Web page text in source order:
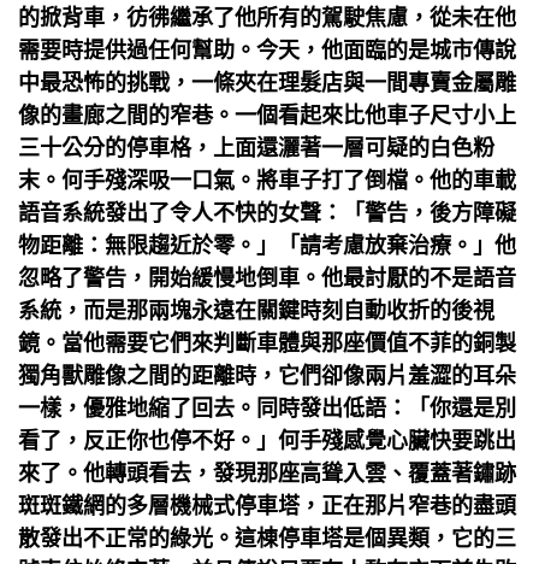
的掀背車，彷彿繼承了他所有的駕駛焦慮，從未在他
需要時提供過任何幫助。今天，他面臨的是城市傳說
中最恐怖的挑戰，一條夾在理髮店與一間專賣金屬雕
像的畫廊之間的窄巷。一個看起來比他車子尺寸小上
三十公分的停車格，上面還灑著一層可疑的白色粉
末。何手殘深吸一口氣。將車子打了倒檔。他的車載
語音系統發出了令人不快的女聲：「警告，後方障礙
物距離：無限趨近於零。」「請考慮放棄治療。」他
忽略了警告，開始緩慢地倒車。他最討厭的不是語音
系統，而是那兩塊永遠在關鍵時刻自動收折的後視
鏡。當他需要它們來判斷車體與那座價值不菲的銅製
獨角獸雕像之間的距離時，它們卻像兩片羞澀的耳朵
一樣，優雅地縮了回去。同時發出低語：「你還是別
看了，反正你也停不好。」何手殘感覺心臟快要跳出
來了。他轉頭看去，發現那座高聳入雲、覆蓋著鏽跡
斑斑鐵網的多層機械式停車塔，正在那片窄巷的盡頭
散發出不正常的綠光。這棟停車塔是個異類，它的三